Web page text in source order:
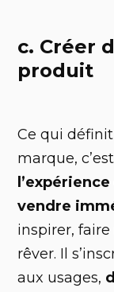
c. Créer
produit
Ce qui
marque,
vendre
inspirer,
rêver. Il
aux usages,